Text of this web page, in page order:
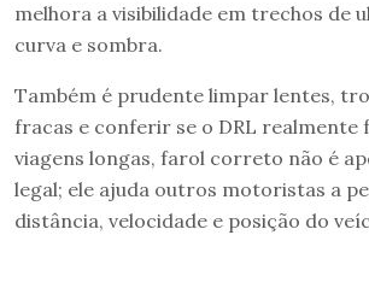
melhora a visibilidade em trechos de
curva e sombra.
Também é prudente limpar lentes,
fracas e conferir se o DRL realmente
viagens longas, farol correto não é
legal; ele ajuda outros motoristas a
distância, velocidade e posição do